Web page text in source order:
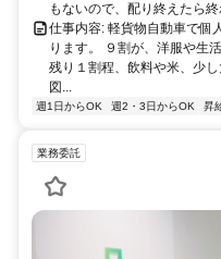
もないので、配り終えたら終
仕事内容: 軽貨物自動車で個
ります。 ９割が、洋服や生
残り１割程、飲料や米、少
図...
週1日からOK 週2・3日からOK 昇
業務委託